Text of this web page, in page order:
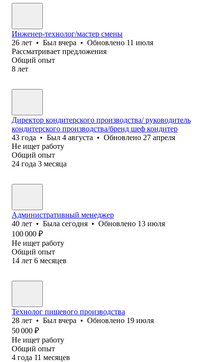
Инженер-технолог/мастер смены
26 лет • Был вчера • Обновлено 11 июля
Рассматривает предложения
Общий опыт
8 лет
Директор кондитерского производства/ руководитель
кондитерского производства/бренд шеф кондитер
43 года • Был 4 августа • Обновлено 27 апреля
Не ищет работу
Общий опыт
24 года 3 месяца
Административный менеджер
40 лет • Была сегодня • Обновлено 13 июля
100 000 ₽
Не ищет работу
Общий опыт
14 лет 6 месяцев
Технолог пищевого производства
28 лет • Был вчера • Обновлено 19 июля
50 000 ₽
Не ищет работу
Общий опыт
4 года 11 месяцев